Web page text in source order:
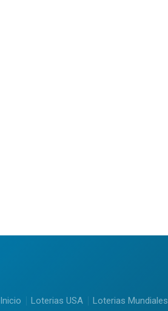
Inicio Loterias USA Loterias Mundiales